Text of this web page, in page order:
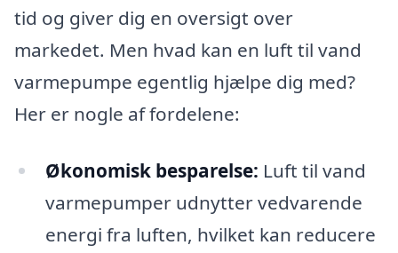
tid og giver dig en oversigt over
markedet. Men hvad kan en luft til vand
varmepumpe egentlig hjælpe dig med?
Her er nogle af fordelene:
Økonomisk besparelse: Luft til vand
varmepumper udnytter vedvarende
energi fra luften, hvilket kan reducere